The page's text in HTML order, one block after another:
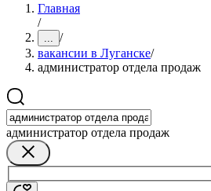
Главная
/
... /
вакансии в Луганске/
администратор отдела продаж
администратор отдела продаж